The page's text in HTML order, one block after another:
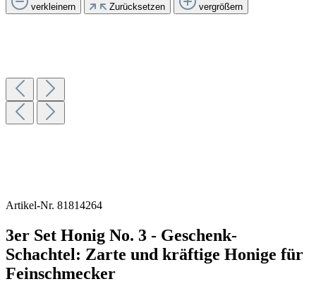
verkleinern Zurücksetzen vergrößern
Artikel-Nr. 81814264
3er Set Honig No. 3 - Geschenk-
Schachtel: Zarte und kräftige Honige für
Feinschmecker